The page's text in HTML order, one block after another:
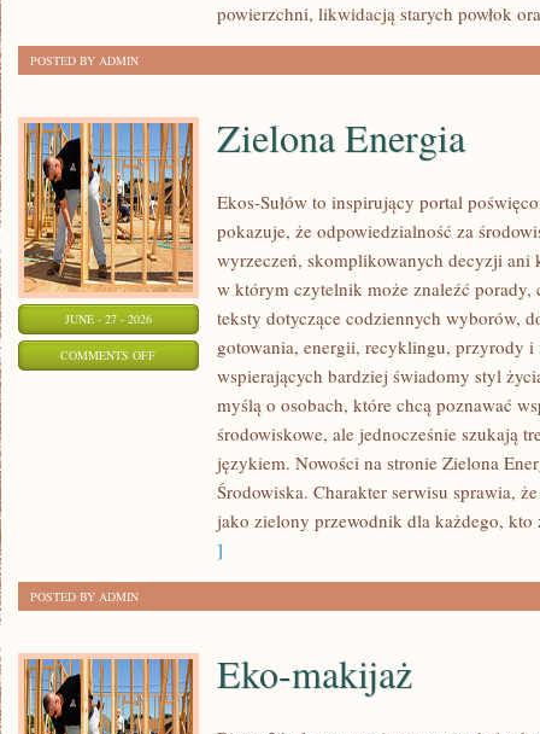
powierzchni, likwidacją starych powłok
POSTED BY ADMIN
JUNE - 27 - 2026
COMMENTS OFFON
Zielona Energia
Ekos-Sułów to inspirujący portal
pokazuje, że odpowiedzialność za
wyrzeczeń, skomplikowanych decyzji ani
w którym czytelnik może znaleźć porady,
teksty dotyczące codziennych wyborów,
gotowania, energii, recyklingu, przyrody i
wspierających bardziej świadomy styl
myślą o osobach, które chcą poznawać
środowiskowe, ale jednocześnie szukają
językiem. Nowości na stronie Zielona
Środowiska. Charakter serwisu sprawia,
jako zielony przewodnik dla każdego, kto
]
POSTED BY ADMIN
Eko-makijaż